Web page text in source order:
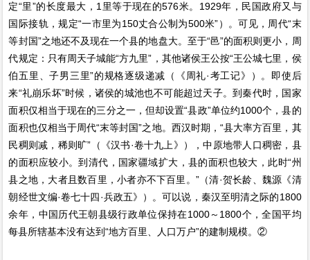
定“里”的长度最大，1里等于现在的576米。1929年，民国政府又与
国际接轨，规定“一市里为150丈合公制为500米”）。可见，周代“末
等封国”之地还不及现在一个县的地盘大。至于“邑”的面积则更小，周
代规定：只有周天子城能“方九里”，其他诸侯王公按“王公城七里，侯
伯五里、子男三里”的规格逐级递减（《周礼·考工记》）。即使后
来“礼崩乐坏”时候，诸侯的城池也不可能超过天子。到秦代时，国家
面积仅相当于现在的三分之一，但却设置“县政”单位约1000个，县的
面积也仅相当于周代“末等封国”之地。西汉时期，“县大率方百里，其
民稠则减，稀则旷”（《汉书·卷十九上》），中原地带人口稠密，县
的面积应较小。到清代，国家疆域扩大，县的面积也较大，此时“州
县之地，大者且数百里，小者亦不下百里。”（清·贺长龄、魏源《清
朝经世文编·卷七十四·兵政五》）。可以说，秦汉至明清之际的1800
余年，中国历代王朝县级行政单位保持在1000～1800个，全国平均
每县所辖基本没有达到“地方百里、人口万户”的建制规模。②